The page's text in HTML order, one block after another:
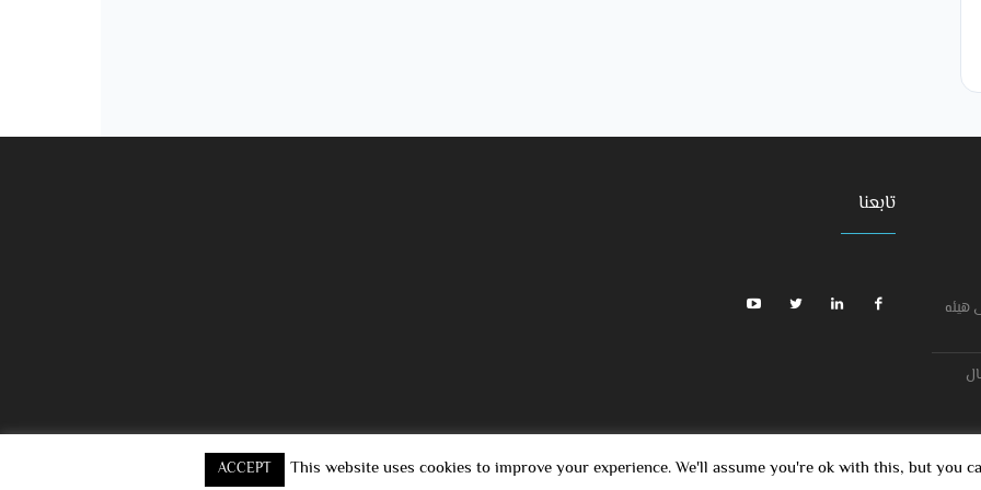
هيئه
تابعنا
This website uses cookies to improve your experience. We'll assume you're ok with this, but you
ACCEPT